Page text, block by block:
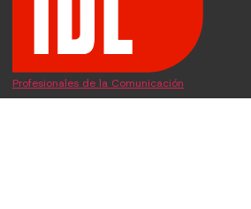
Profesionales de la Comunicación